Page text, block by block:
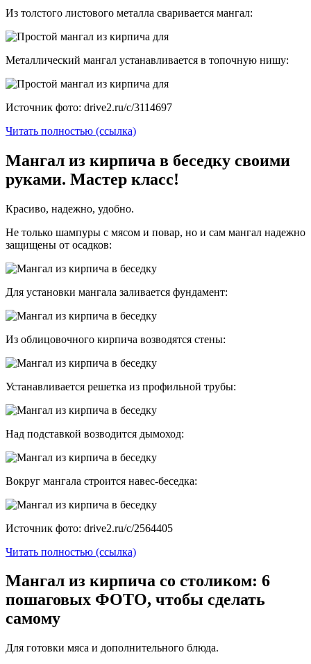
Из толстого листового металла сваривается мангал:
Металлический мангал устанавливается в топочную нишу:
Источник фото: drive2.ru/c/3114697
Читать полностью (ссылка)
Мангал из кирпича в беседку своими
руками. Мастер класс!
Красиво, надежно, удобно.
Не только шампуры с мясом и повар, но и сам мангал надежно
защищены от осадков:
Для установки мангала заливается фундамент:
Из облицовочного кирпича возводятся стены:
Устанавливается решетка из профильной трубы:
Над подставкой возводится дымоход:
Вокруг мангала строится навес-беседка:
Источник фото: drive2.ru/c/2564405
Читать полностью (ссылка)
Мангал из кирпича со столиком: 6
пошаговых ФОТО, чтобы сделать
самому
Для готовки мяса и дополнительного блюда.